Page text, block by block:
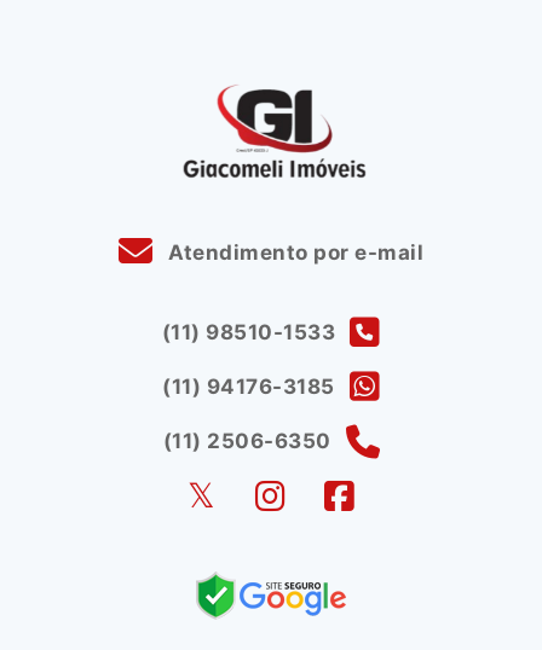
Atendimento por e-mail
(11) 98510-1533
(11) 94176-3185
(11) 2506-6350